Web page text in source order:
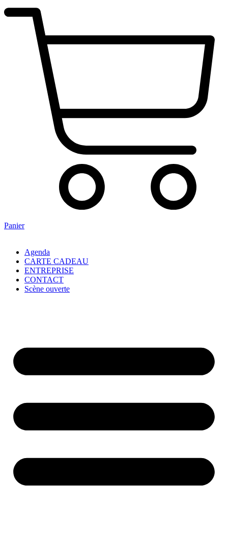
Panier
Agenda
CARTE CADEAU
ENTREPRISE
CONTACT
Scène ouverte